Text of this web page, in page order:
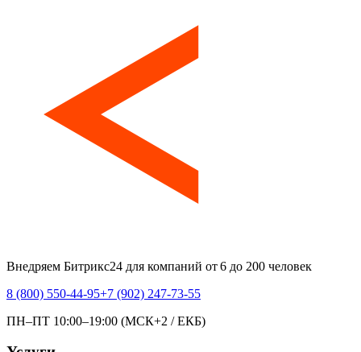
Внедряем Битрикс24 для компаний от 6 до 200 человек
8 (800) 550-44-95+7 (902) 247-73-55
ПН–ПТ 10:00–19:00 (МСК+2 / ЕКБ)